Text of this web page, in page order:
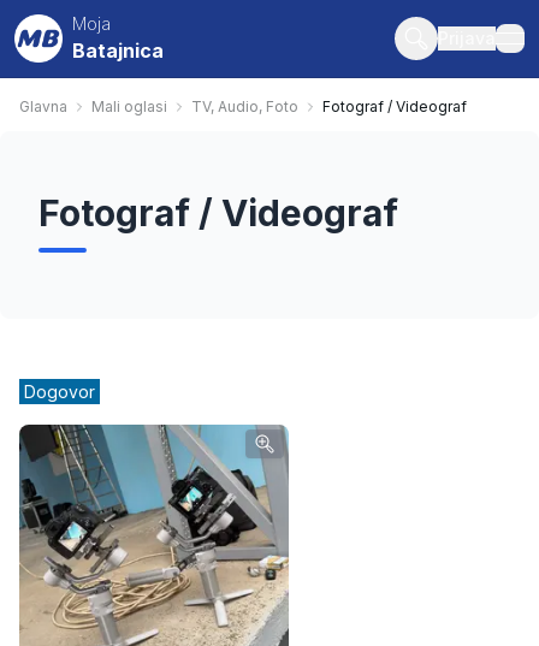
Moja
Batajnica
Glavna Mali oglasi TV, Audio, Foto Fotograf / Videograf
Fotograf / Videograf
Dogovor